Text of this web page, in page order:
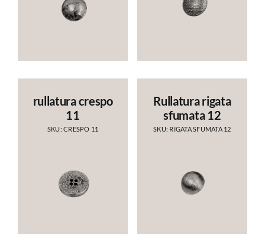
rullatura crespo
11
SKU: CRESPO 11
Rullatura rigata
sfumata 12
SKU: RIGATA SFUMATA 12